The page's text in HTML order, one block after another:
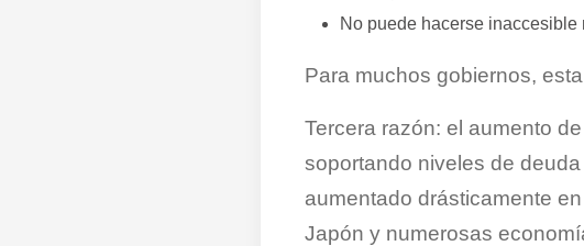
No puede hacerse
Para muchos gobiernos,
Tercera razón: el aumento
soportando niveles de
aumentado drásticamente
Japón y numerosas